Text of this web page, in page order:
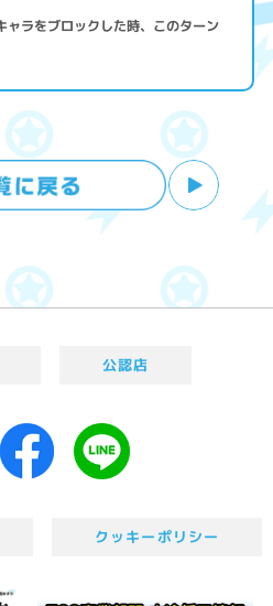
ャラをブロックした時、このターン
公認店
クッキーポリシー